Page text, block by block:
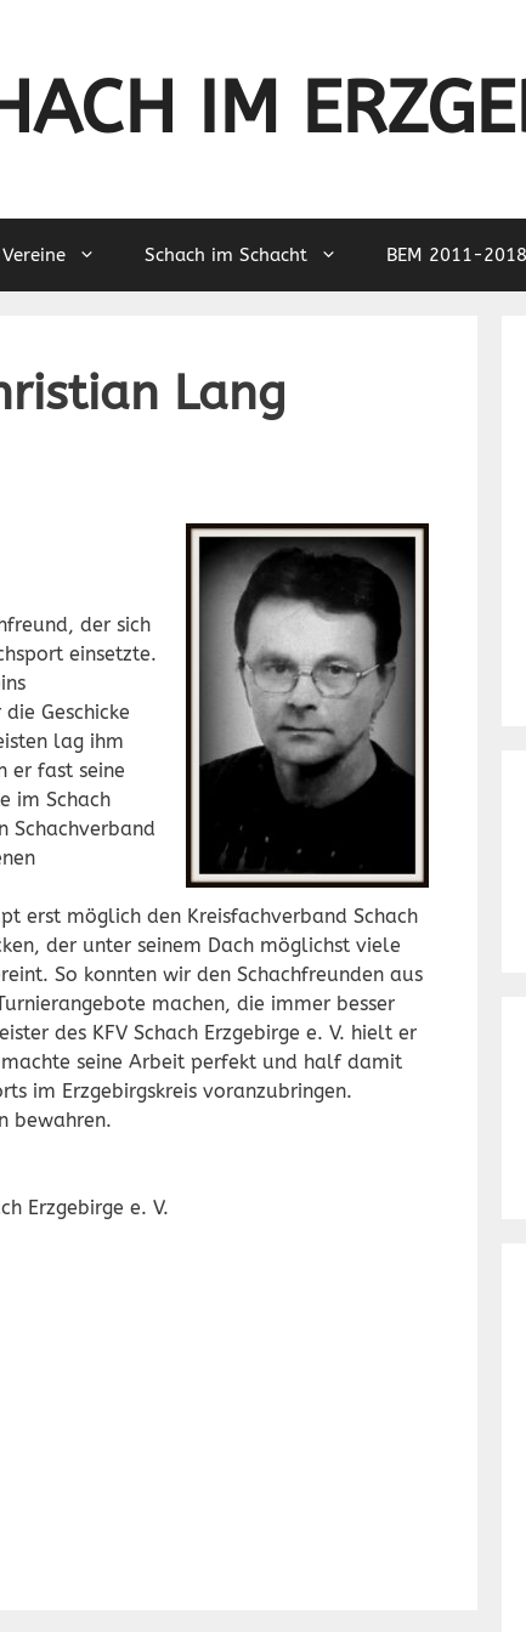
IM
Vereine Schach im Schacht BEM 2011-2018
Lang
unseren
nehmen.
der sich
einsetzte.
Geschicke
lag ihm
er fast seine
im Schach
Schachverband
möglich den Kreisfachverband Schach
der unter seinem Dach möglichst viele
So konnten wir den Schachfreunden aus
machen, die immer besser
des KFV Schach Erzgebirge e. V. hielt er
seine Arbeit perfekt und half damit
im Erzgebirgskreis voranzubringen.
bewahren.
Haugk
e. V.